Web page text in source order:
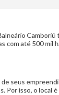
com até 500 mil
seus
isso, o local